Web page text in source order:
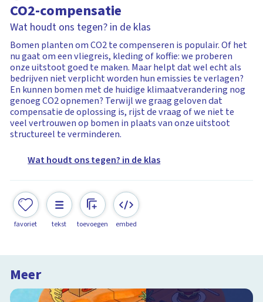
CO2-compensatie
Wat houdt ons tegen? in de klas
Bomen planten om CO2 te compenseren is populair. Of het
nu gaat om een vliegreis, kleding of koffie: we proberen
onze uitstoot goed te maken. Maar helpt dat wel echt als
bedrijven niet verplicht worden hun emissies te verlagen?
En kunnen bomen met de huidige klimaatverandering nog
genoeg CO2 opnemen? Terwijl we graag geloven dat
compensatie de oplossing is, rijst de vraag of we niet te
veel vertrouwen op bomen in plaats van onze uitstoot
structureel te verminderen.
Wat houdt ons tegen? in de klas
favoriet tekst toevoegen embed
Meer